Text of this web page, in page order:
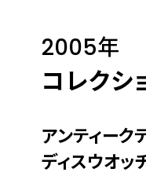
2005年
コレクシ
アンティーク
ディスウオッ